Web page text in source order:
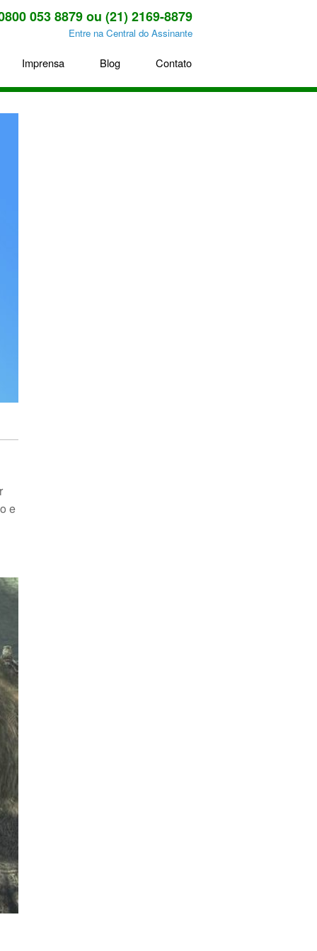
053 8879 ou (21) 2169-8879
Entre na Central do Assinante
Imprensa Blog Contato
e